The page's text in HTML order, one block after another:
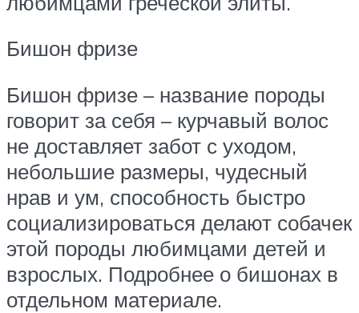
Бишон фризе
Бишон фризе – название породы
говорит за себя – курчавый волос
не доставляет забот с уходом,
небольшие размеры, чудесный
нрав и ум, способность быстро
социализироваться делают собачек
этой породы любимцами детей и
взрослых. Подробнее о бишонах в
отдельном материале.